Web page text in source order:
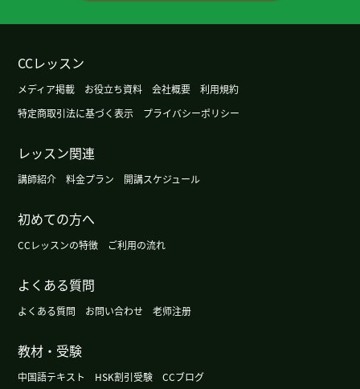
老师也辛苦了！( 女性 )
冷。( 女性 )
今天广州的天气有点儿冷。( 女性 )
这周有点凉快，不过周末气温会再升高。
我又盲棋来了。( 女性 )
广州的天气渐渐有秋天的感觉了。
这部小说比较简单,但是有意思。
CCレッスン
メディア掲載 お役立ち資料 会社概要
利用規約
特定商取引法に基づく表示
プライバシーポリシー
レッスン関連
講師紹介 料金プラン 開講スケジュール
初めての方へ
CCレッスンの特徴 ご利用の流れ
よくある質問
よくある質問 お問い合わせ 老师注册
教材・受験
中国語テキスト HSK割引受験 CCブログ